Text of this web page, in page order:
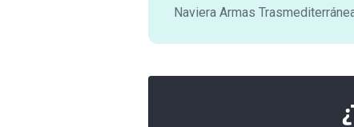
Naviera Armas